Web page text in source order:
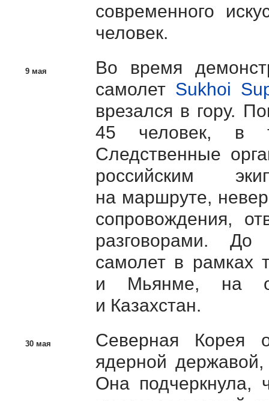
современного
человек.
9 мая
Во время
самолет Sukhoi
врезался в гору.
45 человек, в
Следственные
российским
на маршруте,
сопровождения,
разговорами. До
самолет в рамках
и Мьянме, на
и Казахстан.
30 мая
Северная Корея
ядерной
Она подчеркнула,